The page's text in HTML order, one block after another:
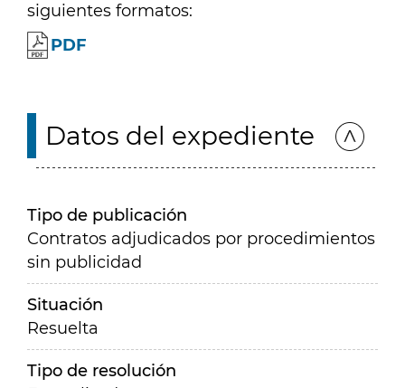
siguientes formatos:
PDF
Datos del expediente
Tipo de publicación
Contratos adjudicados por procedimientos
sin publicidad
Situación
Resuelta
Tipo de resolución